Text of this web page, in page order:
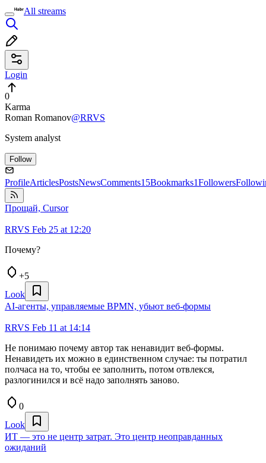
All streams
Login
0
Karma
Roman Romanov@RRVS
System analyst
Follow
ProfileArticlesPostsNewsComments15Bookmarks1Followers
Прощай, Cursor
RRVS Feb 25 at 12:20
Почему?
+5
Look
AI-агенты, управляемые BPMN, убьют веб-формы
RRVS Feb 11 at 14:14
Не понимаю почему автор так ненавидит веб-формы.
Ненавидеть их можно в единственном случае: ты потратил
полчаса на то, чтобы ее заполнить, потом отвлекся,
разлогинился и всё надо заполнять заново.
0
Look
ИТ — это не центр затрат. Это центр неоправданных
ожиданий